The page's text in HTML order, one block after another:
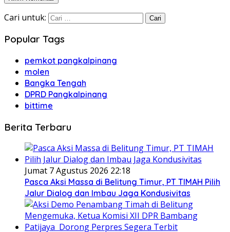
Cari untuk:
Popular Tags
pemkot pangkalpinang
molen
Bangka Tengah
DPRD Pangkalpinang
bittime
Berita Terbaru
Jumat 7 Agustus 2026 22:18
Pasca Aksi Massa di Belitung Timur, PT TIMAH Pilih
Jalur Dialog dan Imbau Jaga Kondusivitas